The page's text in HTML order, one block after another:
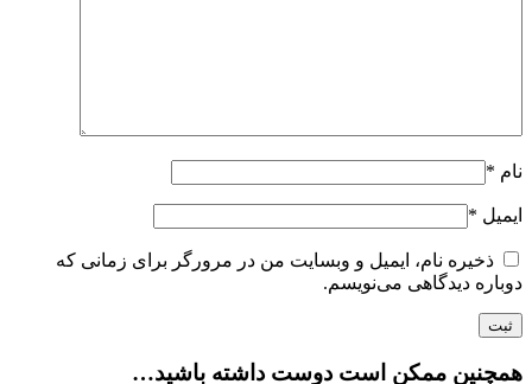
نام *
ایمیل *
ذخیره نام، ایمیل و وبسایت من در مرورگر برای زمانی که
دوباره دیدگاهی می‌نویسم.
همچنین ممکن است دوست داشته باشید…